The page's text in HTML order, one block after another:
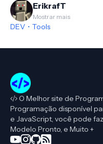
ErikrafT
Mostrar mais
DEV・Tools
O Melhor site de
Programação disponível
e JavaScript, você pode
Modelo Pronto, e Muito +